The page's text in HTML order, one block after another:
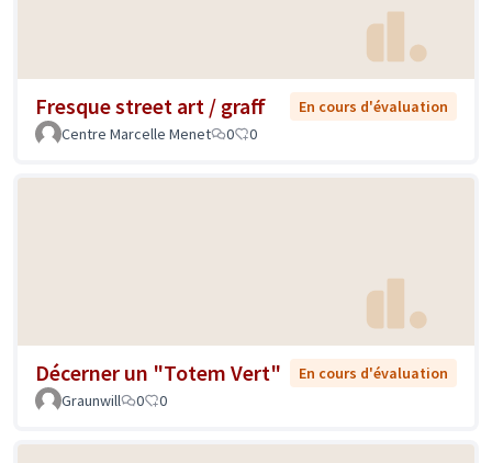
Fresque street art / graff
En cours d'évaluation
Centre Marcelle Menet
0 0
Décerner un "Totem Vert"
En cours d'évaluation
Graunwill
0 0